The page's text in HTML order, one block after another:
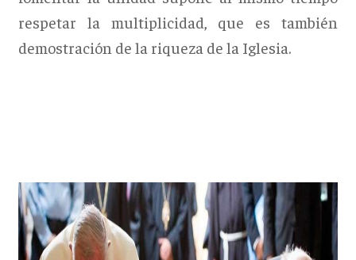
respetar la multiplicidad, que es también
demostración de la riqueza de la Iglesia.